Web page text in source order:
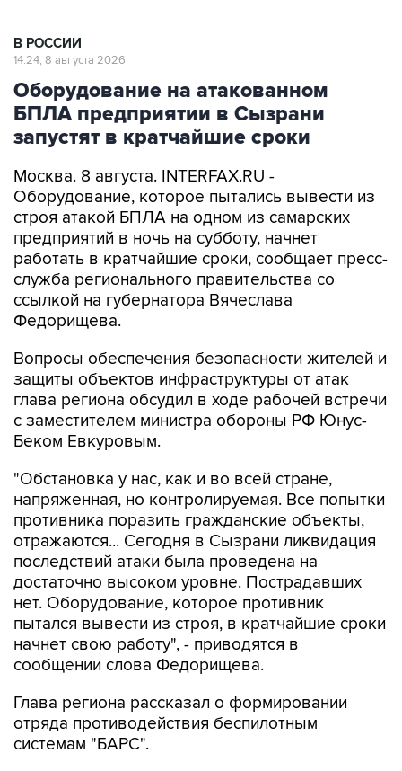
В РОССИИ
14:24, 8 августа 2026
Оборудование на атакованном
БПЛА предприятии в Сызрани
запустят в кратчайшие сроки
Москва. 8 августа. INTERFAX.RU -
Оборудование, которое пытались вывести из
строя атакой БПЛА на одном из самарских
предприятий в ночь на субботу, начнет
работать в кратчайшие сроки, сообщает пресс-
служба регионального правительства со
ссылкой на губернатора Вячеслава
Федорищева.
Вопросы обеспечения безопасности жителей и
защиты объектов инфраструктуры от атак
глава региона обсудил в ходе рабочей встречи
с заместителем министра обороны РФ Юнус-
Беком Евкуровым.
"Обстановка у нас, как и во всей стране,
напряженная, но контролируемая. Все попытки
противника поразить гражданские объекты,
отражаются... Сегодня в Сызрани ликвидация
последствий атаки была проведена на
достаточно высоком уровне. Пострадавших
нет. Оборудование, которое противник
пытался вывести из строя, в кратчайшие сроки
начнет свою работу", - приводятся в
сообщении слова Федорищева.
Глава региона рассказал о формировании
отряда противодействия беспилотным
системам "БАРС".